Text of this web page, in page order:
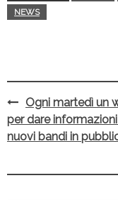
NEWS
Post
navigation
Ogni martedì un
per dare
nuovi bandi in